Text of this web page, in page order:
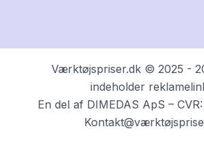
Værktøjspriser.dk © 2025 -
indeholder
En del af DIMEDAS ApS –